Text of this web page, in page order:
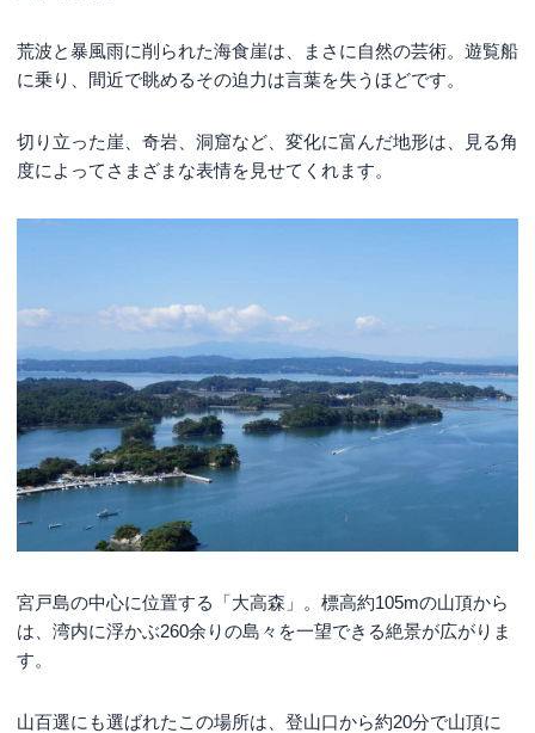
荒波と暴風雨に削られた海食崖は、まさに自然の芸術。遊覧船
に乗り、間近で眺めるその迫力は言葉を失うほどです。
切り立った崖、奇岩、洞窟など、変化に富んだ地形は、見る角
度によってさまざまな表情を見せてくれます。
宮戸島の中心に位置する「大高森」。標高約105mの山頂から
は、湾内に浮かぶ260余りの島々を一望できる絶景が広がりま
す。
山百選にも選ばれたこの場所は、登山口から約20分で山頂に